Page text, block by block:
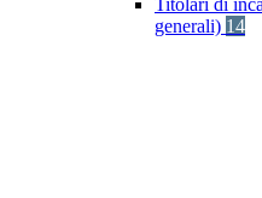
Titolari di
generali) 14